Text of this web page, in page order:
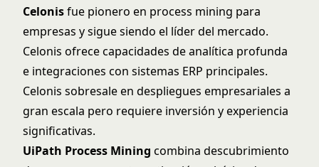
Celonisfue pionero en process mining para
empresas y sigue siendo el líder del mercado.
Celonis ofrece capacidades de analítica profunda
e integraciones con sistemas ERP principales.
Celonis sobresale en despliegues empresariales a
gran escala pero requiere inversión y experiencia
significativas.
UiPath Process Mining combina descubrimiento